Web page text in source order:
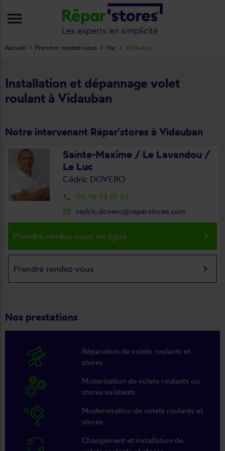
Installation et dépannage volet
roulant à Vidauban
Notre intervenant Répar'stores à Vidauban
Sainte-Maxime / Le Lavandou /
Le Luc
Cédric DOVERO
local_phone 06 19 73 01 92
mail_outline cedric.dovero@reparstores.com
Prendre rendez-vous en ligne keyboard_arrow_right
Prendre rendez-vous keyboard_arrow_right
Nos prestations
Réparation de volets roulants et
stores
Motorisation de volets roulants ou
stores existants
Modernisation de volets roulants et
stores
Changement et installation de
Accueil Prendre rendez-vous Var Vidauban
menu